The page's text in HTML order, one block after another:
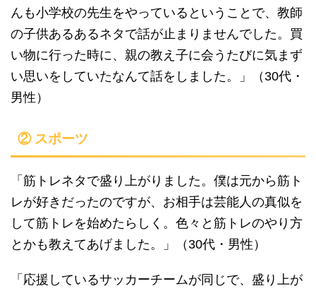
んも小学校の先生をやっているということで、教師
の子供あるあるネタで話が止まりませんでした。買
い物に行った時に、親の教え子に会うたびに気まず
い思いをしていたなんて話をしました。」（30代・
男性）
② スポーツ
「筋トレネタで盛り上がりました。僕は元から筋ト
レが好きだったのですが、お相手は芸能人の真似を
して筋トレを始めたらしく。色々と筋トレのやり方
とかも教えてあげました。」（30代・男性）
「応援しているサッカーチームが同じで、盛り上が